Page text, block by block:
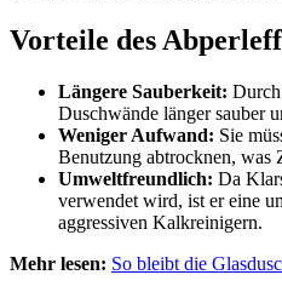
Vorteile des
Längere Sauberkeit:
Duschwände länger sauber
Weniger Aufwand: Sie
Benutzung abtrocknen, was
Umweltfreundlich: Da
verwendet wird, ist er eine
aggressiven Kalkreinigern.
Mehr lesen: So bleibt die